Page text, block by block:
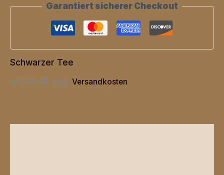
Menge
Garantiert sicherer Checkout
Schwarzer Tee
inkl. MwSt. zzgl. Versandkosten